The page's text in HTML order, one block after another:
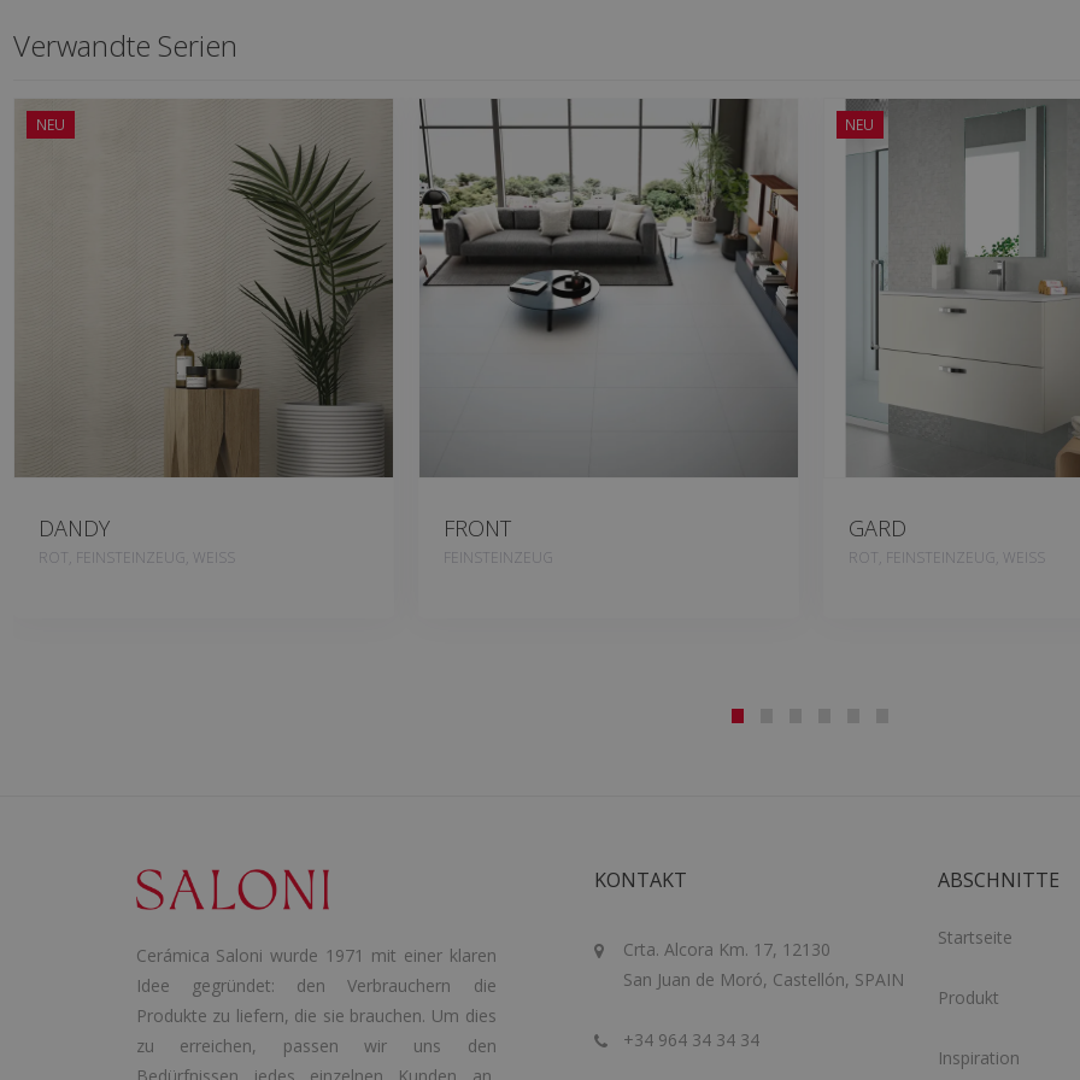
Verwandte Serien
NEU
DANDY
ROT, FEINSTEINZEUG, WEISS
FRONT
FEINSTEINZEUG
NEU
GARD
ROT, FEINSTEINZEUG, WEISS
Cerámica Saloni wurde 1971 mit einer klaren
Idee gegründet: den Verbrauchern die
Produkte zu liefern, die sie brauchen. Um dies
zu erreichen, passen wir uns den
KONTAKT
Crta. Alcora Km. 17, 12130
San Juan de Moró, Castellón, SPAIN
+34 964 34 34 34
ABSCHNITTE
Startseite
Produkt
Inspiration